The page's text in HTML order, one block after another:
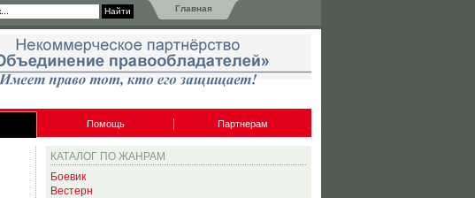
Главная
Помощь Партнерам
КАТАЛОГ ПО ЖАНРАМ
Боевик
Вестерн